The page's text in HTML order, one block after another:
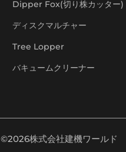
Dipper Fox(切り株カッター)
ディスクマルチャー
Tree Lopper
バキュームクリーナー
©2026株式会社建機ワールド